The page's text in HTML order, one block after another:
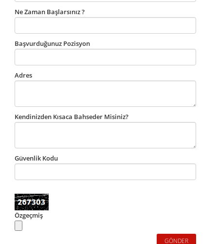
Ne Zaman Başlarsınız ?
Başvurduğunuz Pozisyon
Adres
Kendinizden Kısaca Bahseder Misiniz?
Güvenlik Kodu
Özgeçmiş